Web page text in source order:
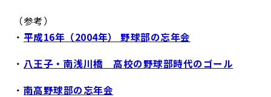
（参考）
・ 平成16年（2004年） 野球部の忘年会
・ 八王子・南浅川橋 高校の野球部時代のゴール
・ 南高野球部の忘年会